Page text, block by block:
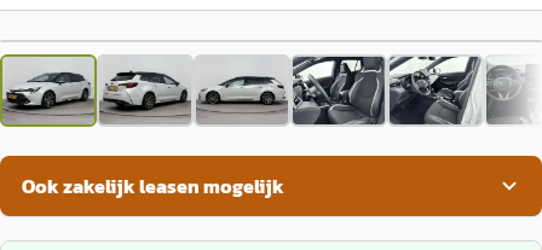
1/29
Ook zakelijk leasen mogelijk